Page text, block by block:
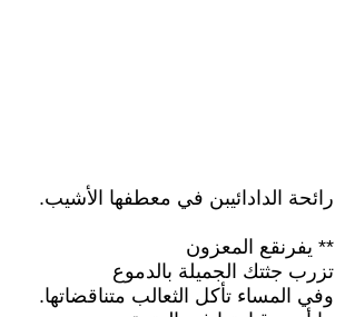
رائحة الدادائيبن في معطفها الأشيب.
** يفرنقع المعزون
تزرب جثتك الجميلة بالدموع
وفي المساء تأكل الثعالب متناقضاتها.